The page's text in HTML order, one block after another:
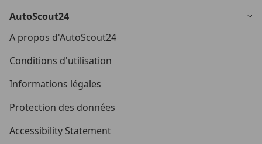
AutoScout24
A propos d'AutoScout24
Conditions d'utilisation
Informations légales
Protection des données
Accessibility Statement